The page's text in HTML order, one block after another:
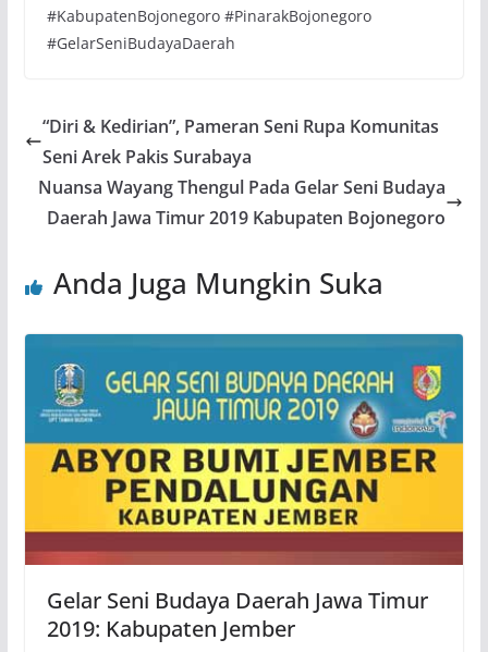
#KabupatenBojonegoro #PinarakBojonegoro
#GelarSeniBudayaDaerah
“Diri & Kedirian”, Pameran Seni Rupa Komunitas
Seni Arek Pakis Surabaya
Nuansa Wayang Thengul Pada Gelar Seni Budaya
Daerah Jawa Timur 2019 Kabupaten Bojonegoro
Anda Juga Mungkin Suka
Gelar Seni Budaya Daerah Jawa Timur
2019: Kabupaten Jember